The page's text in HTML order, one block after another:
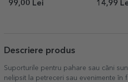
99,00 Lei
The
14,99
Descriere produs
Suporturile pentru pahare sau căni
nelipsit la petreceri sau evenimente în